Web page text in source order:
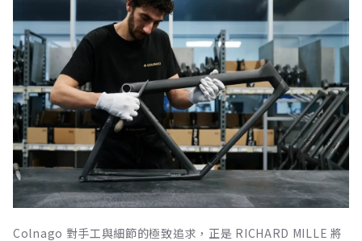
Colnago 對手工與細節的極致追求，正是 RICHARD MILLE 將